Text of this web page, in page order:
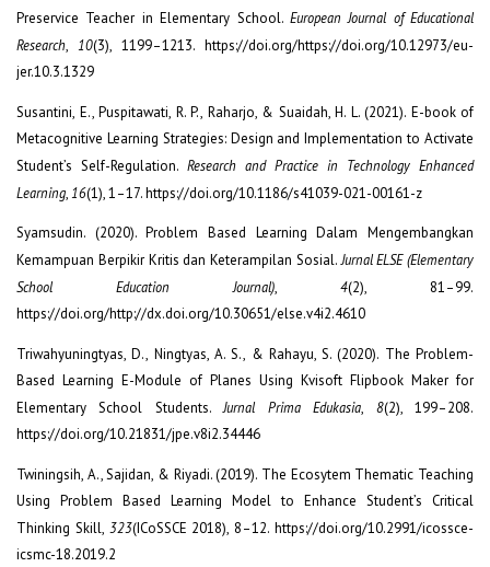
Preservice Teacher in Elementary School. European Journal of Educational
Research, 10(3), 1199–1213. https://doi.org/https://doi.org/10.12973/eu-
jer.10.3.1329
Susantini, E., Puspitawati, R. P., Raharjo, & Suaidah, H. L. (2021). E-book of
Metacognitive Learning Strategies: Design and Implementation to Activate
Student’s Self-Regulation. Research and Practice in Technology Enhanced
Learning, 16(1), 1–17. https://doi.org/10.1186/s41039-021-00161-z
Syamsudin. (2020). Problem Based Learning Dalam Mengembangkan
Kemampuan Berpikir Kritis dan Keterampilan Sosial.Jurnal ELSE (Elementary
School Education Journal), 4(2), 81–99.
https://doi.org/http://dx.doi.org/10.30651/else.v4i2.4610
Triwahyuningtyas, D., Ningtyas, A. S., & Rahayu, S. (2020). The Problem-
Based Learning E-Module of Planes Using Kvisoft Flipbook Maker for
Elementary School Students.Jurnal Prima Edukasia, 8(2), 199–208.
https://doi.org/10.21831/jpe.v8i2.34446
Twiningsih, A., Sajidan, & Riyadi. (2019). The Ecosytem Thematic Teaching
Using Problem Based Learning Model to Enhance Student’s Critical
Thinking Skill, 323(ICoSSCE 2018), 8–12. https://doi.org/10.2991/icossce-
icsmc-18.2019.2